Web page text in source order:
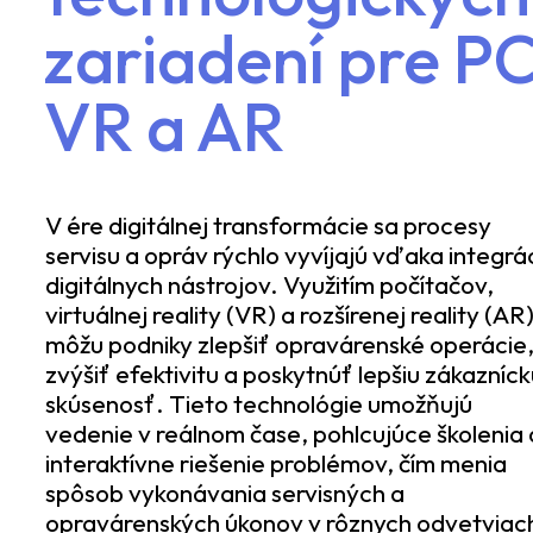
zariadení pre
VR a AR
V ére digitálnej transformácie sa procesy
servisu a opráv rýchlo vyvíjajú vďaka
digitálnych nástrojov. Využitím počítačov,
virtuálnej reality (VR) a rozšírenej reality (AR)
môžu podniky zlepšiť opravárenské operácie,
zvýšiť efektivitu a poskytnúť lepšiu
skúsenosť. Tieto technológie umožňujú
vedenie v reálnom čase, pohlcujúce školenia
interaktívne riešenie problémov, čím menia
spôsob vykonávania servisných a
opravárenských úkonov v rôznych